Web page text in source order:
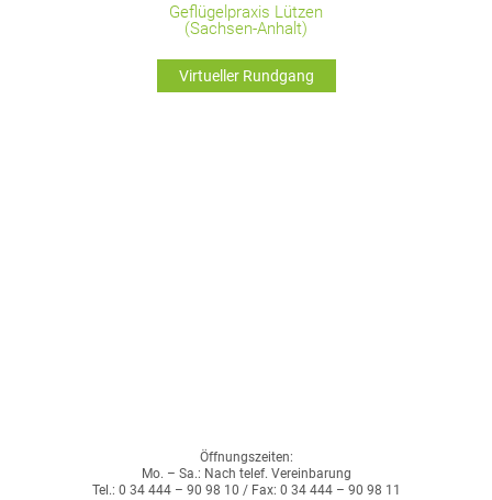
Geflügelpraxis Lützen
(Sachsen-Anhalt)
Virtueller Rundgang
Öffnungszeiten:
Mo. – Sa.: Nach telef. Vereinbarung
Tel.: 0 34 444 – 90 98 10 / Fax: 0 34 444 – 90 98 11